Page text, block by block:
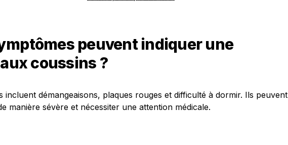
peuvent indiquer une
coussins ?
incluent démangeaisons, plaques rouges et difficulté à dormir. Ils peuvent
manière sévère et nécessiter une attention médicale.